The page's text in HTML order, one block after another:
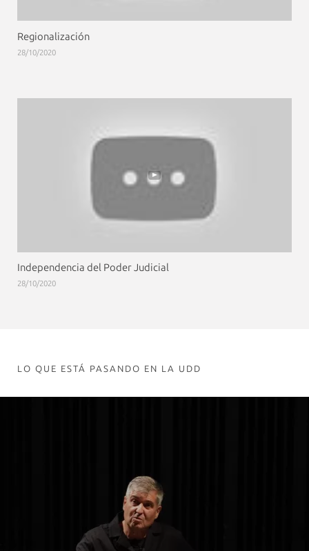
Regionalización
28/10/2020
Independencia del Poder Judicial
28/10/2020
LO QUE ESTÁ PASANDO EN LA UDD